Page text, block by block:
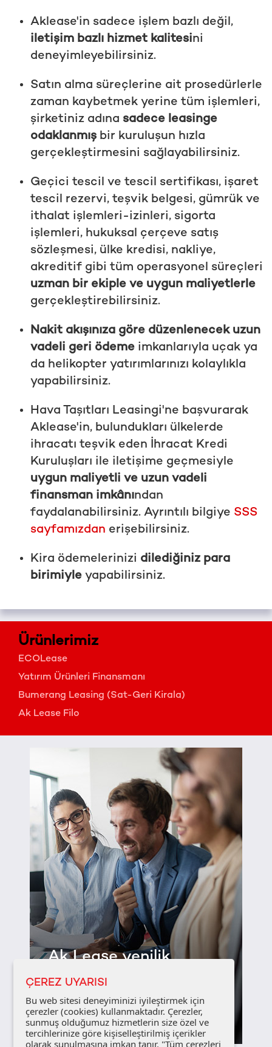
Aklease'in sadece işlem bazlı değil,
iletişim bazlı hizmet kalitesini
deneyimleyebilirsiniz.
Satın alma süreçlerine ait prosedürlerle
zaman kaybetmek yerine tüm işlemleri,
şirketiniz adına sadece leasinge
odaklanmış bir kuruluşun hızla
gerçekleştirmesini sağlayabilirsiniz.
Geçici tescil ve tescil sertifikası, işaret
tescil rezervi, teşvik belgesi, gümrük ve
ithalat işlemleri-izinleri, sigorta
işlemleri, hukuksal çerçeve satış
sözleşmesi, ülke kredisi, nakliye,
akreditif gibi tüm operasyonel süreçleri
uzman bir ekiple ve uygun maliyetlerle
gerçekleştirebilirsiniz.
Nakit akışınıza göre düzenlenecek uzun
vadeli geri ödeme imkanlarıyla uçak ya
da helikopter yatırımlarınızı kolaylıkla
yapabilirsiniz.
Hava Taşıtları Leasingi'ne başvurarak
Aklease'in, bulundukları ülkelerde
ihracatı teşvik eden İhracat Kredi
Kuruluşları ile iletişime geçmesiyle
uygun maliyetli ve uzun vadeli
finansman imkânından
faydalanabilirsiniz. Ayrıntılı bilgiye SSS
sayfamızdan erişebilirsiniz.
Kira ödemelerinizi dilediğiniz para
birimiyle yapabilirsiniz.
Ürünlerimiz
ECOLease
Yatırım Ürünleri Finansmanı
Bumerang Leasing (Sat-Geri Kirala)
Ak Lease Filo
Ak Lease yenilik
katar...
Detayları Gör
ÇEREZ UYARISI
Bu web sitesi deneyiminizi iyileştirmek için
çerezler (cookies) kullanmaktadır. Çerezler,
sunmuş olduğumuz hizmetlerin size özel ve
tercihlerinize göre kişiselleştirilmiş içerikler
olarak sunulmasına imkan tanır. "Tüm çerezleri